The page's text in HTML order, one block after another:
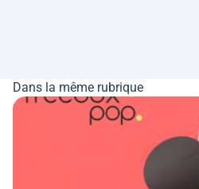
Dans la même rubrique